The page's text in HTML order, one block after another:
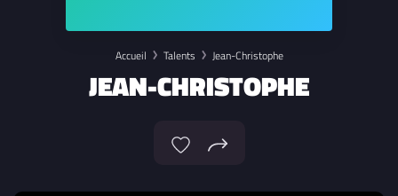
Accueil Talents Jean-Christophe
JEAN-CHRISTOPHE